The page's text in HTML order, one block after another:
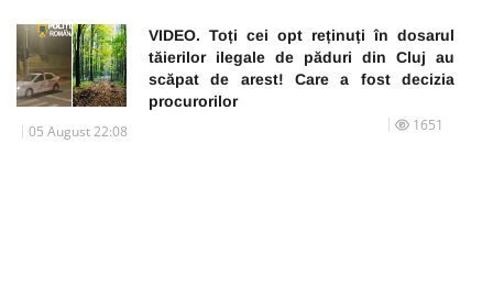
VIDEO. Toți cei opt reținuți în dosarul
tăierilor ilegale de păduri din Cluj au
scăpat de arest! Care a fost decizia
procurorilor
05 August 22:08 1651